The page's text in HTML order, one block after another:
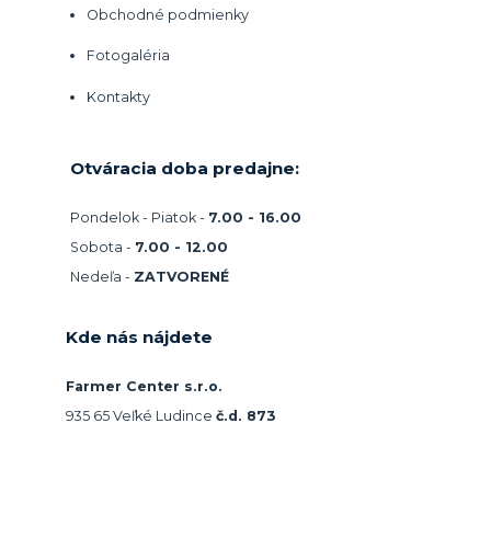
Obchodné podmienky
Fotogaléria
Kontakty
Otváracia doba predajne:
Pondelok - Piatok - 7.00 - 16.00
Sobota - 7.00 - 12.00
Nedeľa - ZATVORENÉ
Kde nás nájdete
Farmer Center s.r.o.
935 65 Veľké Ludince č.d. 873